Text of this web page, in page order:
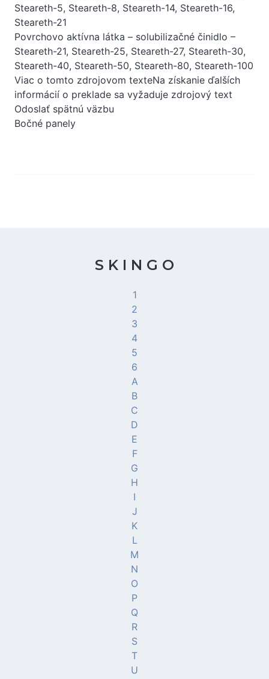
Steareth-5, Steareth-8, Steareth-14, Steareth-16,
Steareth-21
Povrchovo aktívna látka – solubilizačné činidlo –
Steareth-21, Steareth-25, Steareth-27, Steareth-30,
Steareth-40, Steareth-50, Steareth-80, Steareth-100
Viac o tomto zdrojovom texteNa získanie ďalších
informácií o preklade sa vyžaduje zdrojový text
Odoslať spätnú väzbu
Bočné panely
S K I N G O
1
2
3
4
5
6
A
B
C
D
E
F
G
H
I
J
K
L
M
N
O
P
Q
R
S
T
U